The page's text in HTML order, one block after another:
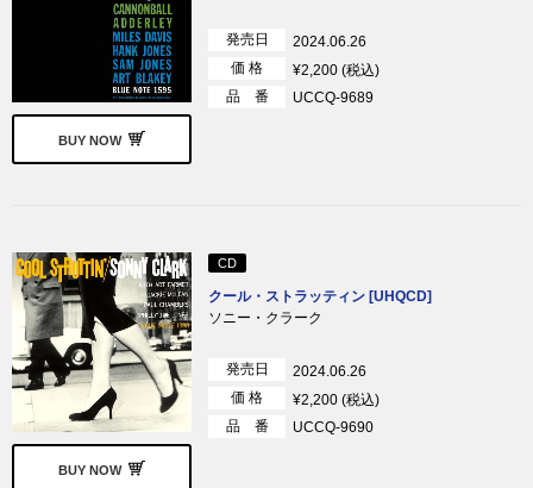
BUY NOW
発売日
2024.06.26
価 格
¥2,200 (税込)
品 番
UCCQ-9689
BUY NOW
CD
クール・ストラッティン [UHQCD]
ソニー・クラーク
発売日
2024.06.26
価 格
¥2,200 (税込)
品 番
UCCQ-9690